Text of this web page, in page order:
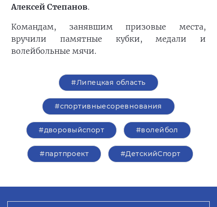
Алексей Степанов.
Командам, занявшим призовые места,
вручили памятные кубки, медали и
волейбольные мячи.
#Липецкая область
#спортивныесоревнования
#дворовыйспорт #волейбол
#партпроект #ДетскийСпорт